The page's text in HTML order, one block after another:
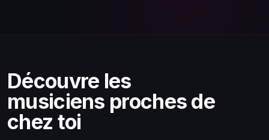
Découvre les
musiciens proches de
chez toi